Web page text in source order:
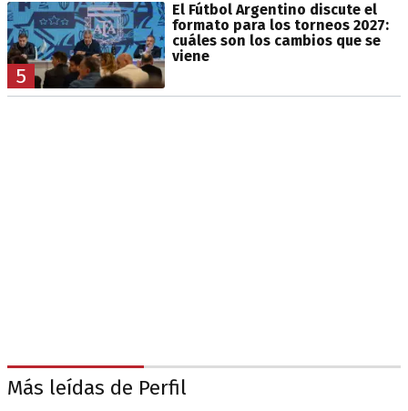
5
El Fútbol Argentino discute el
formato para los torneos 2027:
cuáles son los cambios que se
viene
Más leídas de Perfil